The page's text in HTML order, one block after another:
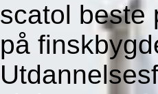
scatol beste
på